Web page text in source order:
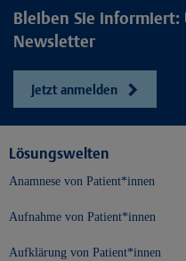
Bleiben Sie informiert:
Newsletter
Jetzt anmelden
Lösungswelten
Anamnese von Patient*innen
Aufnahme von Patient*innen
Aufklärung von Patient*innen